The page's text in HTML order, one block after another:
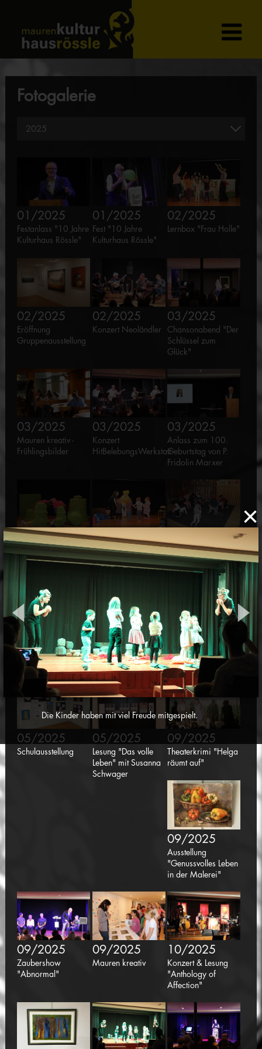
×
Die Kinder haben mit viel Freude mitgespielt.
Fotogalerie
01/2025
Festanlass "10 Jahre
Kulturhaus Rössle"
01/2025
Fest "10 Jahre
Kulturhaus Rössle"
02/2025
Lernbox "Frau Holle"
02/2025
Eröffnung
Gruppenausstellung
02/2025
Konzert Neoländler
03/2025
Chansonabend "Der
Schlüssel zum
Glück"
03/2025
Mauren kreativ -
Frühlingsbilder
03/2025
Konzert
HitBelebungsWerkstatt
03/2025
Anlass zum 100.
Geburtstag von P.
Fridolin Marxer
03/2025
Figurentheater
"Schnrps krps drps"
04/2025
Lernbox
"Sorgenfresserchen"
04/2025
Zirkusworkshop
05/2025
Konzert pure 94
05/2025
Kulturtreff "Vereine
stellen sich vor"
05/2025
Mauren kreativ
05/2025
Schulausstellung
05/2025
Lesung "Das volle
Leben" mit Susanna
Schwager
09/2025
Theaterkrimi "Helga
räumt auf"
09/2025
Ausstellung
"Genussvolles Leben
in der Malerei"
09/2025
Zaubershow
"Abnormal"
09/2025
Mauren kreativ
10/2025
Konzert & Lesung
"Anthology of
Affection"